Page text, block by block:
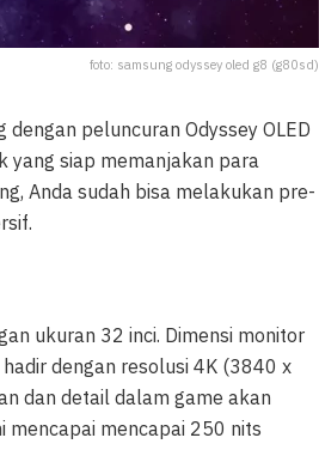
foto: samsung odyssey oled g8 (g80sd)
peluncuran Odyssey OLED
yang siap memanjakan para
Anda sudah bisa melakukan pre-
ukuran 32 inci. Dimensi monitor
dengan resolusi 4K (3840 x
dan detail dalam game akan
mencapai mencapai 250 nits